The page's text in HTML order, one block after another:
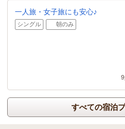
一人旅・女子旅にも安心♪
シングル 朝のみ
すべての宿泊